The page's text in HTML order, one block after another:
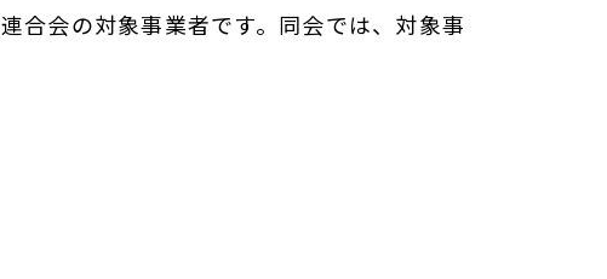
合会の対象事業者です。同会では、対象事